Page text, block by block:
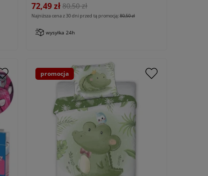
72,49 zł 80,50 zł
Najniższa cena z 30 dni przed tą promocją:80,50 zł
wysyłka 24h
promocja